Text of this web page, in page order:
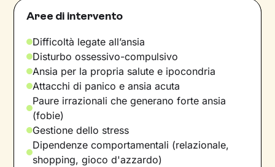
Aree di intervento
Difficoltà legate all’ansia
Disturbo ossessivo-compulsivo
Ansia per la propria salute e ipocondria
Attacchi di panico e ansia acuta
Paure irrazionali che generano forte ansia
(fobie)
Gestione dello stress
Dipendenze comportamentali (relazionale,
shopping, gioco d'azzardo)